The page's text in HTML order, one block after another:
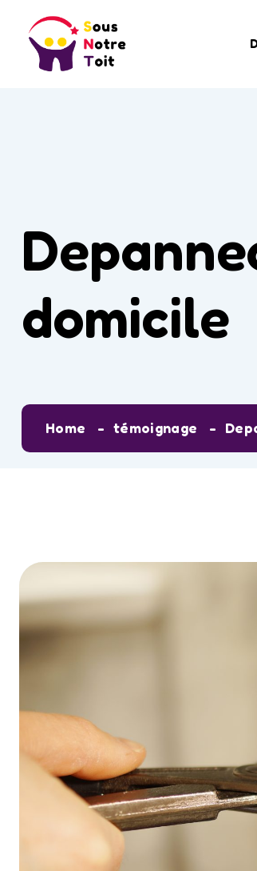
domicile
Home témoignage